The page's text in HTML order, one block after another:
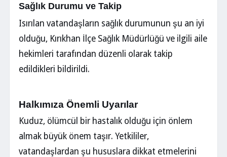
Sağlık Durumu ve Takip
Isırılan vatandaşların sağlık durumunun şu an iyi
olduğu, Kırıkhan İlçe Sağlık Müdürlüğü ve ilgili aile
hekimleri tarafından düzenli olarak takip
edildikleri bildirildi.
Halkımıza Önemli Uyarılar
Kuduz, ölümcül bir hastalık olduğu için önlem
almak büyük önem taşır. Yetkililer,
vatandaşlardan şu hususlara dikkat etmelerini